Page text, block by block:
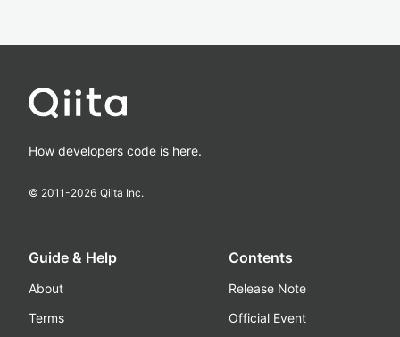
How developers code is here.
© 2011-2026 Qiita Inc.
Guide & Help
About
Terms
Contents
Release Note
Official Event